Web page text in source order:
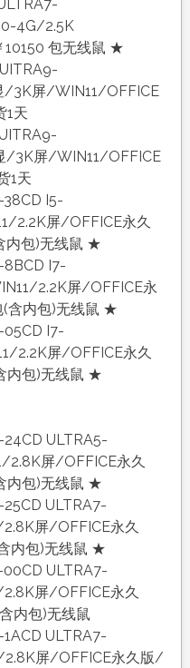
4G/2.5K
包无线鼠 ★
/3K屏/WIN11/OFFICE
1天
/3K屏/WIN11/OFFICE
1天
38CD I5-
2.2K屏/OFFICE永久
内包)无线鼠 ★
8BCD I7-
2.2K屏/OFFICE永
含内包)无线鼠 ★
05CD I7-
2.2K屏/OFFICE永久
内包)无线鼠 ★
24CD ULTRA5-
2.8K屏/OFFICE永久
内包)无线鼠 ★
25CD ULTRA7-
屏/OFFICE永久
内包)无线鼠 ★
00CD ULTRA7-
屏/OFFICE永久
内包)无线鼠
ULTRA7-
屏/OFFICE永久版/